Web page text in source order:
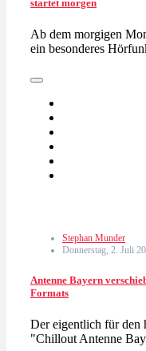
startet morgen
Ab dem morgigen
ein besonderes
Stephan Munder
Donnerstag, 2. Juli
Antenne Bayern
Formats
Der eigentlich für den
"Chillout Antenne